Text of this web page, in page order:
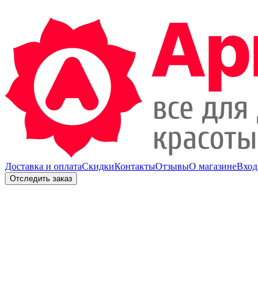
Доставка и оплатаСкидкиКонтактыОтзывыО магазинеВход
Отследить заказ